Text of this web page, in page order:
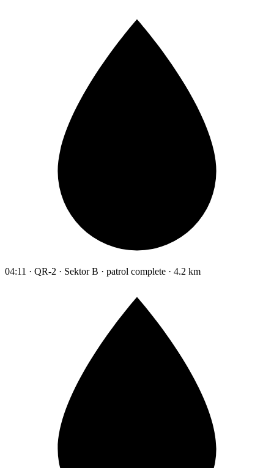
04:11 · QR-2 · Sektor B · patrol complete · 4.2 km